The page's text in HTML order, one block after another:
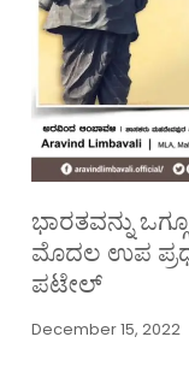
ಭಾರತವನ್ನು
ಮೊದಲ ಉಪ
ಪಟೇಲ್
December 15, 2022